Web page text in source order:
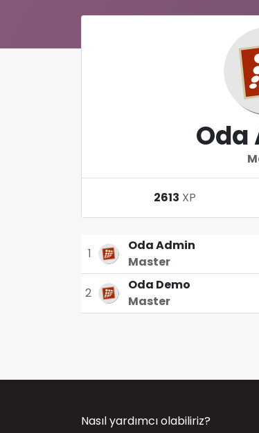
Oda
2613 XP
1
Oda Admin
Master
2
Oda Demo
Master
Nasıl yardımcı olabiliriz?